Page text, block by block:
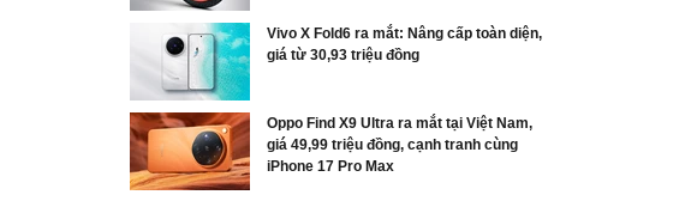
Vivo X Fold6 ra mắt: Nâng cấp toàn diện,
giá từ 30,93 triệu đồng
Oppo Find X9 Ultra ra mắt tại Việt Nam,
giá 49,99 triệu đồng, cạnh tranh cùng
iPhone 17 Pro Max